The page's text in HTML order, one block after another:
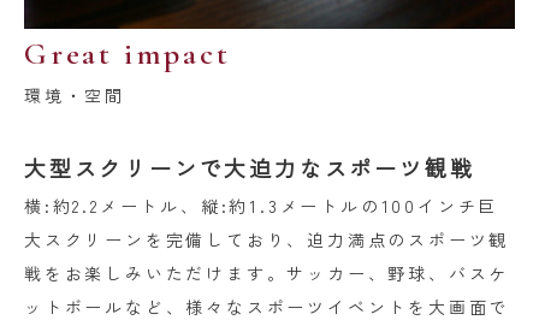
Great impact
環境・空間
大型スクリーンで大迫力なスポーツ観戦
横:約2.2メートル、縦:約1.3メートルの100インチ巨
大スクリーンを完備しており、迫力満点のスポーツ観
戦をお楽しみいただけます。サッカー、野球、バスケ
ットボールなど、様々なスポーツイベントを大画面で